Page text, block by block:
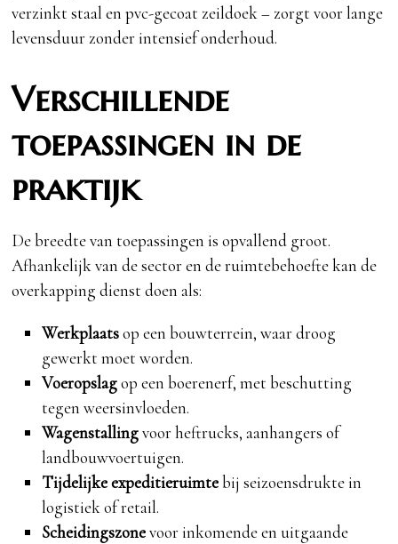
verzinkt staal en pvc-gecoat zeildoek – zorgt voor lange
levensduur zonder intensief onderhoud.
Verschillende
toepassingen in de
praktijk
De breedte van toepassingen is opvallend groot.
Afhankelijk van de sector en de ruimtebehoefte kan de
overkapping dienst doen als:
Werkplaatsop een bouwterrein, waar droog
gewerkt moet worden.
Voeropslagop een boerenerf, met beschutting
tegen weersinvloeden.
Wagenstallingvoor heftrucks, aanhangers of
landbouwvoertuigen.
Tijdelijke expeditieruimtebij seizoensdrukte in
logistiek of retail.
Scheidingszonevoor inkomende en uitgaande